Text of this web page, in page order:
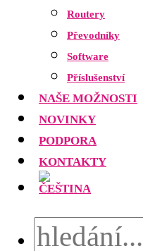
Routery
Převodníky
Software
Příslušenství
NAŠE MOŽNOSTI
NOVINKY
PODPORA
KONTAKTY